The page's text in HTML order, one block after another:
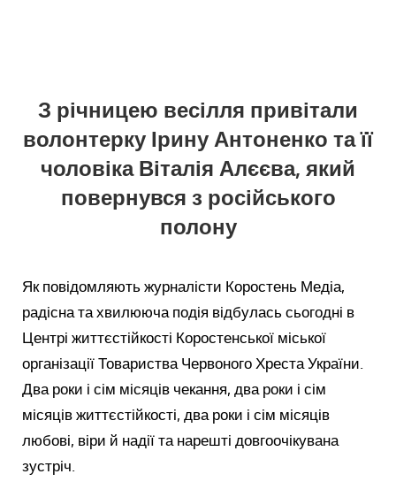
З річницею весілля привітали
волонтерку Ірину Антоненко та її
чоловіка Віталія Алєєва, який
повернувся з російського
полону
Як повідомляють журналісти Коростень Медіа,
радісна та хвилююча подія відбулась сьогодні в
Центрі життєстійкості Коростенської міської
організації Товариства Червоного Хреста України.
Два роки і сім місяців чекання, два роки і сім
місяців життєстійкості, два роки і сім місяців
любові, віри й надії та нарешті довгоочікувана
зустріч.